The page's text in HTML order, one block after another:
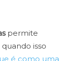
permite
isso
é como uma